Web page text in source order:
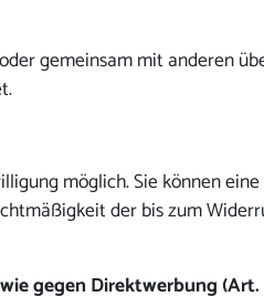
gemeinsam mit anderen
möglich. Sie können
der bis zum
gegen Direktwerbung (Art.